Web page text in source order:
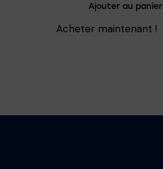
Ajouter au panier
Acheter maintenant !